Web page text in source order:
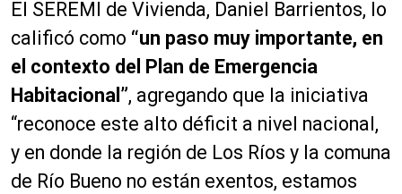
El SEREMI de Vivienda, Daniel Barrientos, lo
calificó como “un paso muy importante, en
el contexto del Plan de Emergencia
Habitacional”, agregando que la iniciativa
“reconoce este alto déficit a nivel nacional,
y en donde la región de Los Ríos y la comuna
de Río Bueno no están exentos, estamos